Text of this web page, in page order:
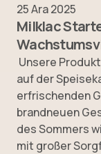
25 Ara 2025
Milklac
Unsere
auf der
erfrischenden
brandneuen
des Sommers
mit großer